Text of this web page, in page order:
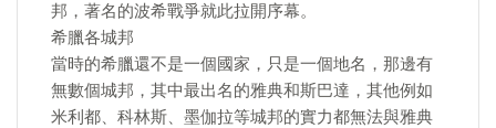
邦，著名的波希戰爭就此拉開序幕。
希臘各城邦
當時的希臘還不是一個國家，只是一個地名，那邊有
無數個城邦，其中最出名的雅典和斯巴達，其他例如
米利都、科林斯、墨伽拉等城邦的實力都無法與雅典